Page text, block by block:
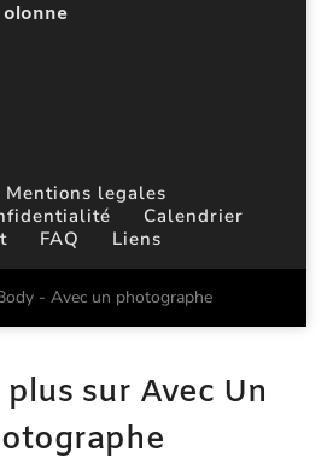
olonne
Mentions legales
Calendrier
FAQ Liens
- Avec un photographe
sur Avec Un